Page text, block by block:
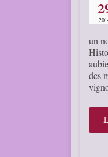
un
des